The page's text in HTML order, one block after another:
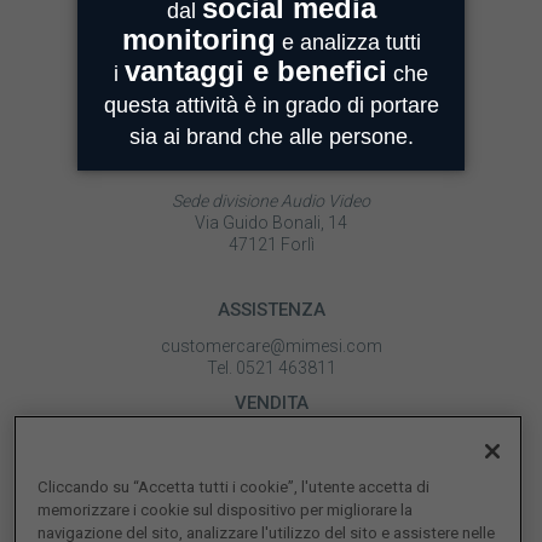
20059 Assago
MIMESI PARMA
Sede Operativa
Strada Quarta, 6/1D
43100 Parma
Sede divisione Audio Video
Via Guido Bonali, 14
47121 Forlì
ASSISTENZA
customercare@mimesi.com
Tel. 0521 463811
VENDITA
SEGUICI SUI NOSTRI SOCIAL
Cliccando su “Accetta tutti i cookie”, l'utente accetta di
memorizzare i cookie sul dispositivo per migliorare la
navigazione del sito, analizzare l'utilizzo del sito e assistere nelle